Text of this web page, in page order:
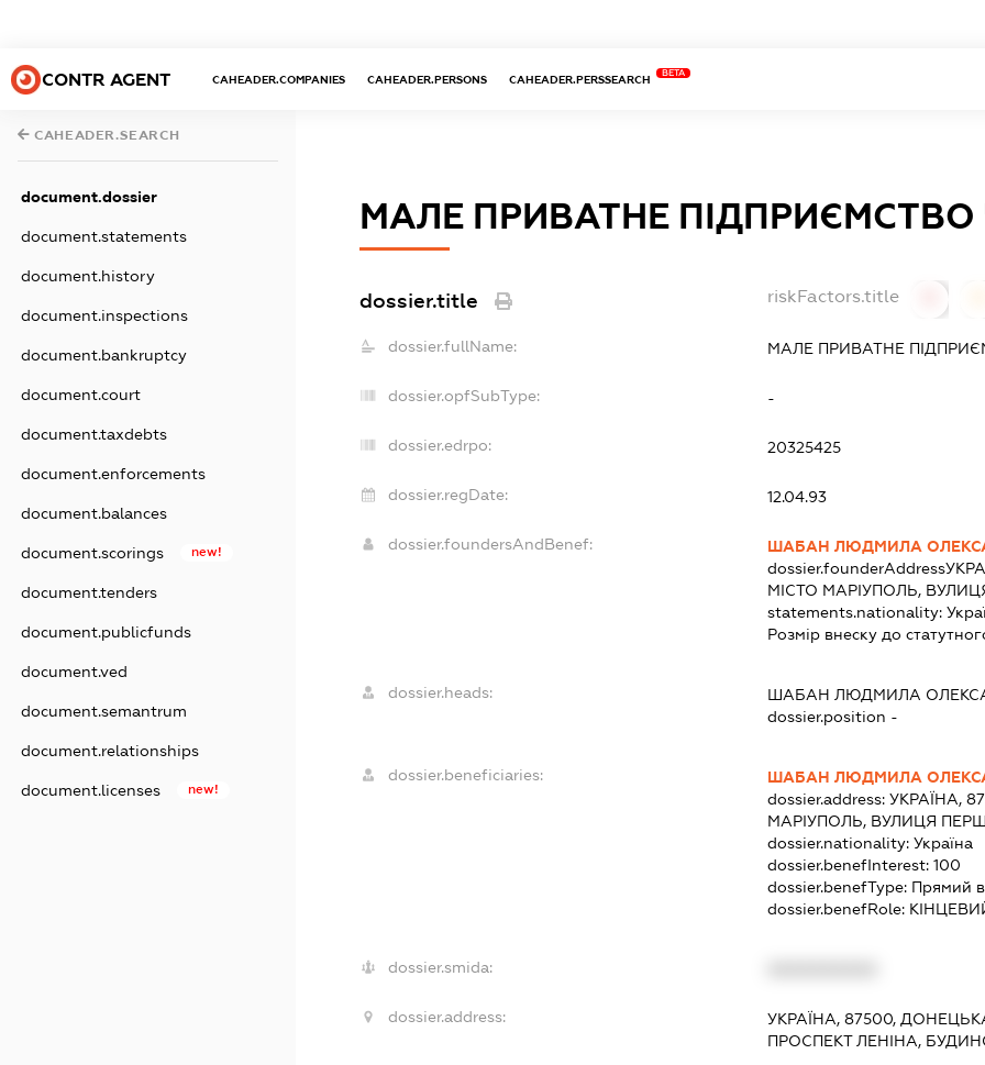
CONTR AGENT CAHEADER.COMPANIES CAHEADER.PERSONS CAHEADER.PERSSEARCH
BETA
CAHEADER.SEARCH
document.dossier
document.statements
document.history
document.inspections
document.bankruptcy
document.court
document.taxdebts
document.enforcements
document.balances
document.scorings new!
document.tenders
document.publicfunds
document.ved
document.semantrum
document.relationships
document.licenses new!
МАЛЕ ПРИВАТНЕ ПІДПРИЄМСТВО
dossier.title riskFactors.title
dossier.fullName: МАЛЕ ПРИВАТНЕ
dossier.opfSubType: -
dossier.edrpo: 20325425
dossier.regDate: 12.04.93
dossier.foundersAndBenef:
ШАБАН ЛЮДМИЛА
dossier.founderAddress
МІСТО МАРІУПОЛЬ,
statements.nationality:
Розмір внеску до
dossier.heads: ШАБАН ЛЮДМИЛА
dossier.position -
dossier.beneficiaries:
ШАБАН ЛЮДМИЛА
dossier.address: УКРАЇНА,
МАРІУПОЛЬ, ВУЛИЦЯ
dossier.nationality: Україна
dossier.benefInterest: 100
dossier.benefType: Прямий
dossier.benefRole:
dossier.smida:
dossier.address:
УКРАЇНА, 87500,
ПРОСПЕКТ ЛЕНІНА,